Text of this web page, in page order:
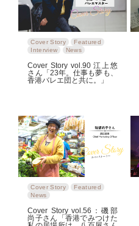
Cover Story
Featured
Interview
News
Cover Story vol.90 江上悠
さん「23年。仕事も夢も、
香港バレエ団と共に。」
Cover Story
Featured
News
Cover Story vol.56：磯部
尚子さん「香港でみつけた